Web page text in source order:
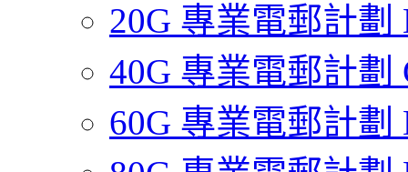
20G 專業電郵計劃
40G 專業電郵計劃
60G 專業電郵計劃